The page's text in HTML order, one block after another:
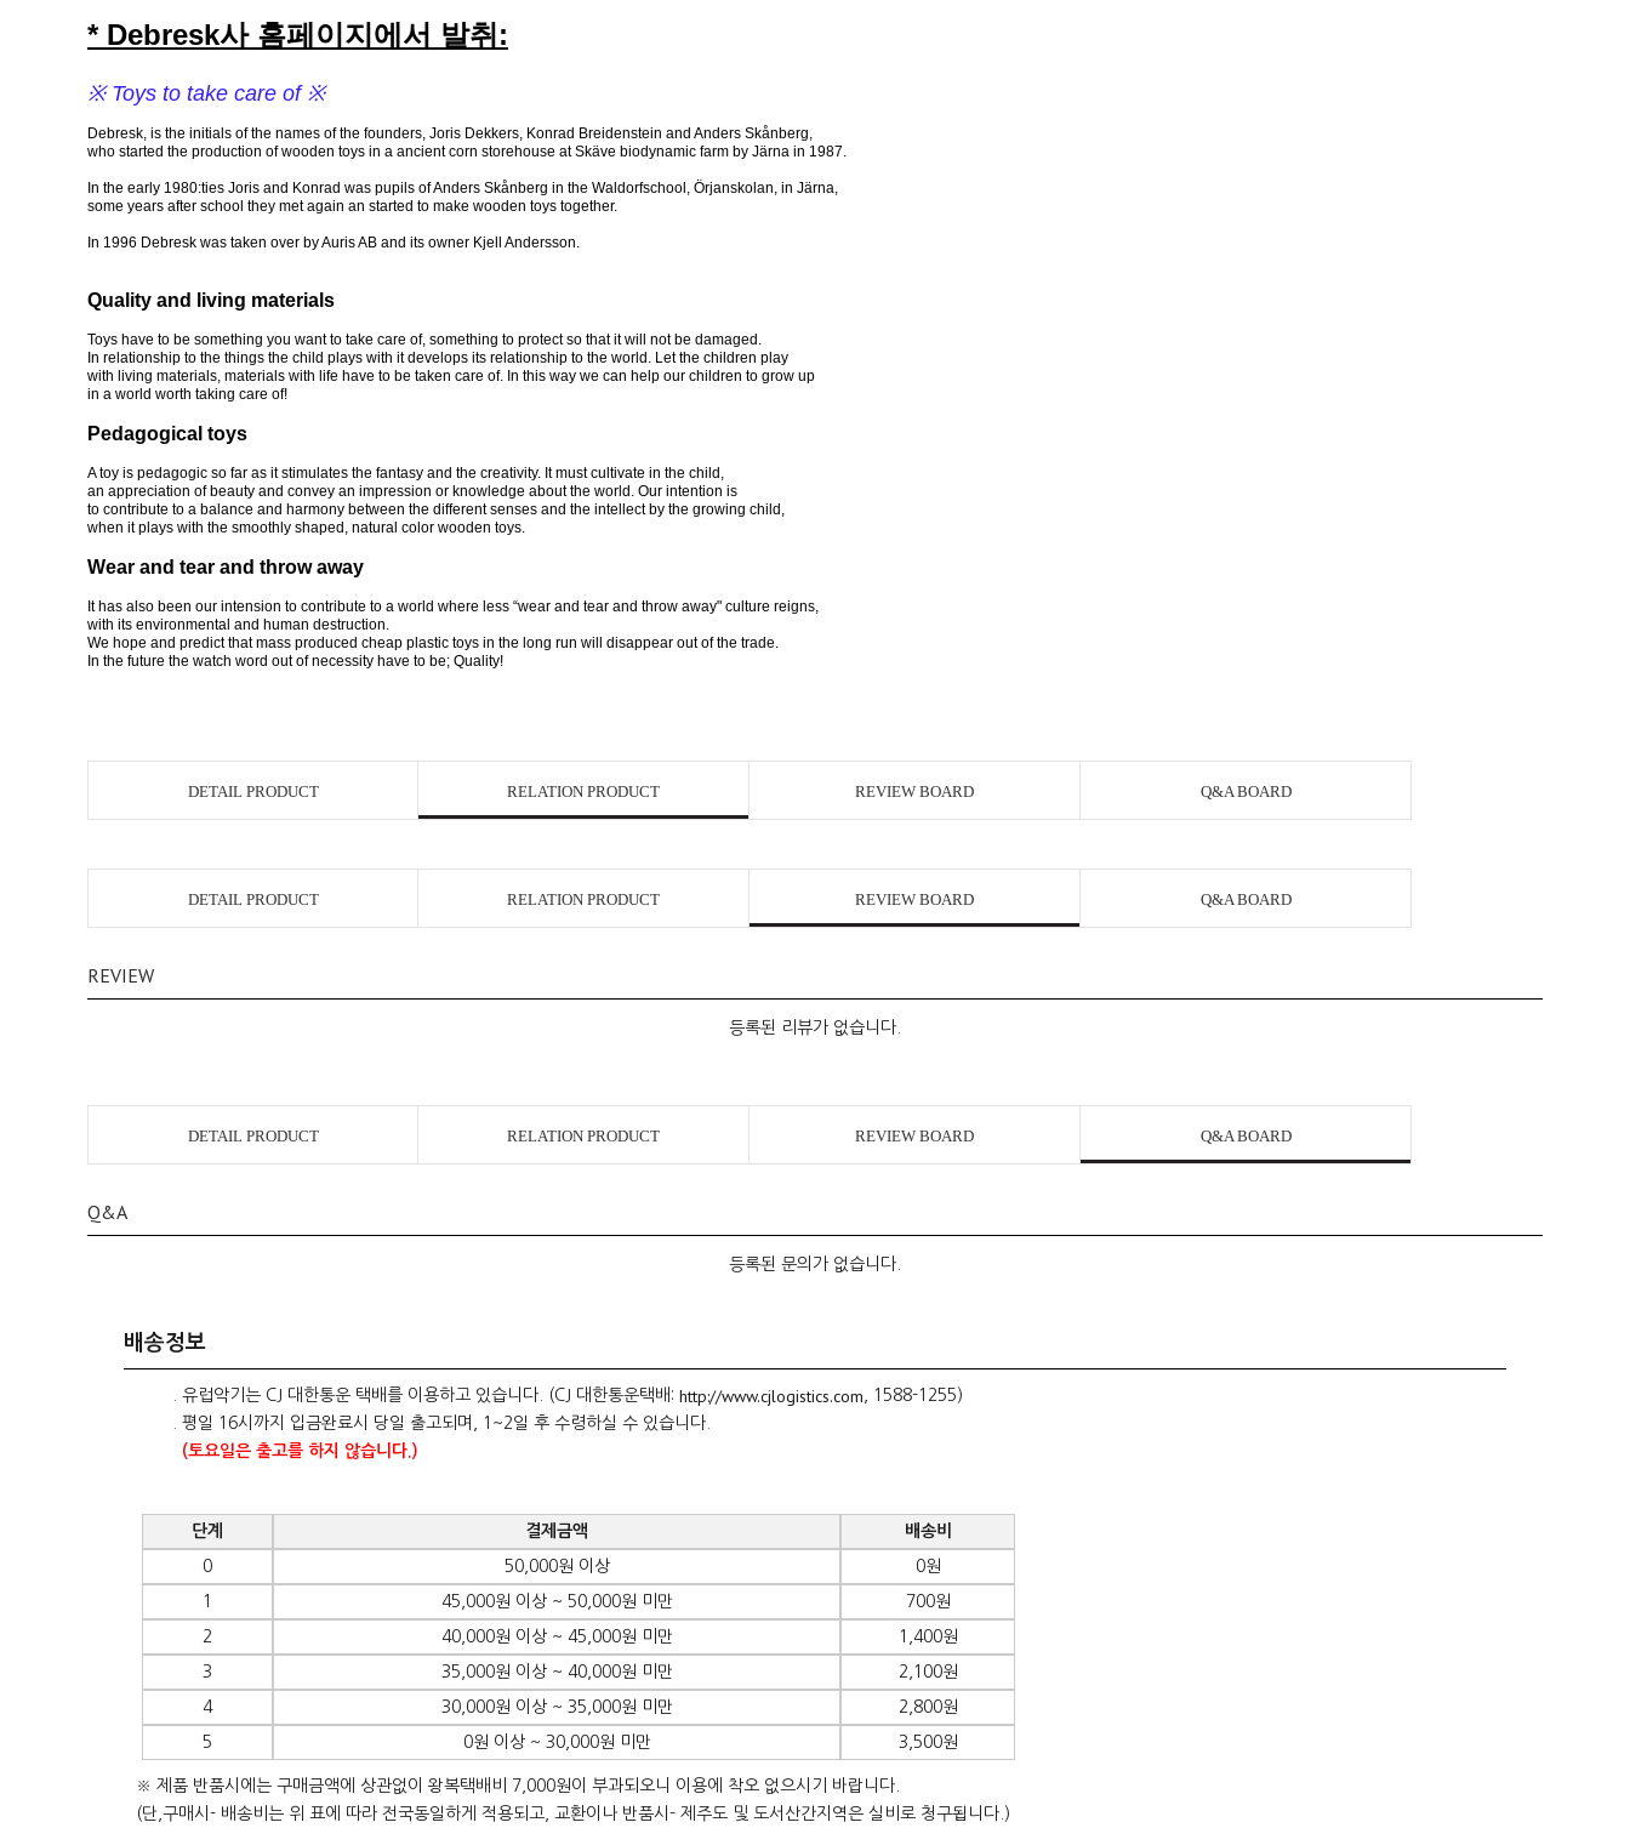
* Debresk사 홈페이지에서 발취:
※ Toys to take care of ※
Debresk, is the initials of the names of the founders, Joris Dekkers, Konrad Breidenstein and Anders Skånberg,
who started the production of wooden toys in a ancient corn storehouse at Skäve biodynamic farm by Järna in 1987.
In the early 1980:ties Joris and Konrad was pupils of Anders Skånberg in the Waldorfschool, Örjanskolan, in Järna,
some years after school they met again an started to make wooden toys together.
In 1996 Debresk was taken over by Auris AB and its owner Kjell Andersson.
Quality and living materials
Toys have to be something you want to take care of, something to protect so that it will not be damaged.
In relationship to the things the child plays with it develops its relationship to the world. Let the children play
with living materials, materials with life have to be taken care of. In this way we can help our children to grow up
in a world worth taking care of!
Pedagogical toys
A toy is pedagogic so far as it stimulates the fantasy and the creativity. It must cultivate in the child,
an appreciation of beauty and convey an impression or knowledge about the world. Our intention is
to contribute to a balance and harmony between the different senses and the intellect by the growing child,
when it plays with the smoothly shaped, natural color wooden toys.
Wear and tear and throw away
It has also been our intension to contribute to a world where less “wear and tear and throw away" culture reigns,
with its environmental and human destruction.
We hope and predict that mass produced cheap plastic toys in the long run will disappear out of the trade.
In the future the watch word out of necessity have to be; Quality!
DETAIL PRODUCT RELATION PRODUCT REVIEW BOARD Q&A BOARD
DETAIL PRODUCT RELATION PRODUCT REVIEW BOARD Q&A BOARD
REVIEW
등록된 리뷰가 없습니다.
DETAIL PRODUCT RELATION PRODUCT REVIEW BOARD Q&A BOARD
Q&A
등록된 문의가 없습니다.
배송정보
. 유럽악기는 CJ 대한통운 택배를 이용하고 있습니다. (CJ 대한통운택배: http://www.cjlogistics.com , 1588-1255)
. 평일 16시까지 입금완료시 당일 출고되며, 1~2일 후 수령하실 수 있습니다.
(토요일은 출고를 하지 않습니다.)
단계 결제금액 배송비
0 50,000원 이상 0원
1 45,000원 이상 ~ 50,000원 미만 700원
2 40,000원 이상 ~ 45,000원 미만 1,400원
3 35,000원 이상 ~ 40,000원 미만 2,100원
4 30,000원 이상 ~ 35,000원 미만 2,800원
5 0원 이상 ~ 30,000원 미만 3,500원
※ 제품 반품시에는 구매금액에 상관없이 왕복택배비 7,000원이 부과되오니 이용에 착오 없으시기 바랍니다.
(단,구매시- 배송비는 위 표에 따라 전국동일하게 적용되고, 교환이나 반품시- 제주도 및 도서산간지역은 실비로 청구됩니다.)